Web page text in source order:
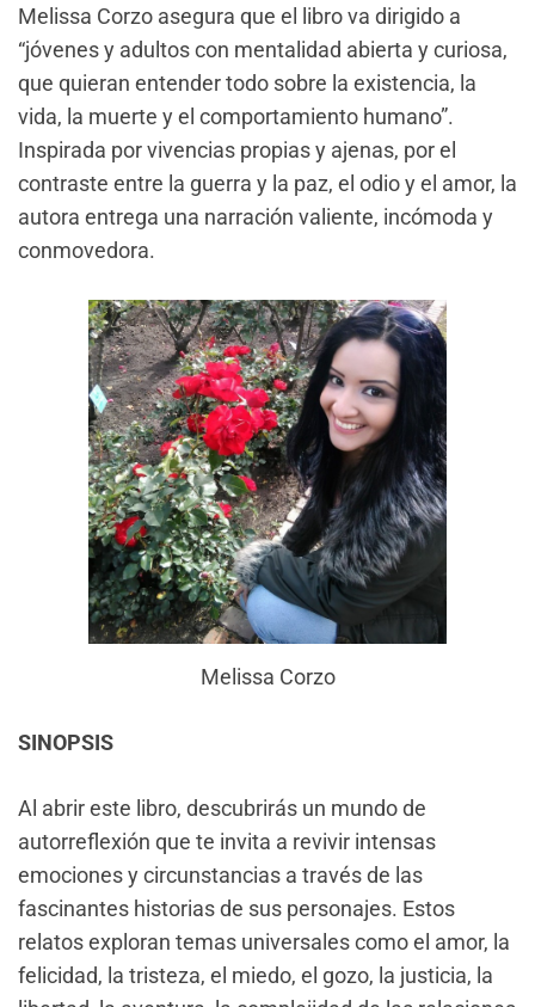
Melissa Corzo asegura que el libro va dirigido a
“jóvenes y adultos con mentalidad abierta y curiosa,
que quieran entender todo sobre la existencia, la
vida, la muerte y el comportamiento humano”.
Inspirada por vivencias propias y ajenas, por el
contraste entre la guerra y la paz, el odio y el amor, la
autora entrega una narración valiente, incómoda y
conmovedora.
Melissa Corzo
SINOPSIS
Al abrir este libro, descubrirás un mundo de
autorreflexión que te invita a revivir intensas
emociones y circunstancias a través de las
fascinantes historias de sus personajes. Estos
relatos exploran temas universales como el amor, la
felicidad, la tristeza, el miedo, el gozo, la justicia, la